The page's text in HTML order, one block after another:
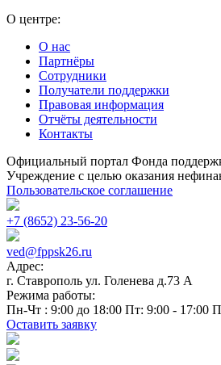
О центре:
О нас
Партнёры
Сотрудники
Получатели поддержки
Правовая информация
Отчёты деятельности
Контакты
Официальный портал Фонда
Учреждение с целью оказания
Пользовательское соглашение
+7 (8652) 23-56-20
ved@fppsk26.ru
Адрес:
г. Ставрополь ул. Голенева д.73 A
Режима работы:
Пн-Чт : 9:00 до 18:00 Пт: 9:00 - 17:00
Оставить заявку